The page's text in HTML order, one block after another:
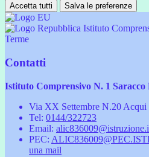
Accetta tutti Salva le preferenze
Istituto
Terme
Contatti
Istituto Comprensivo N. 1 Saracco
Via XX Settembre N.20 Acqui
Tel: 0144/322723
Email:
PEC:
una mail